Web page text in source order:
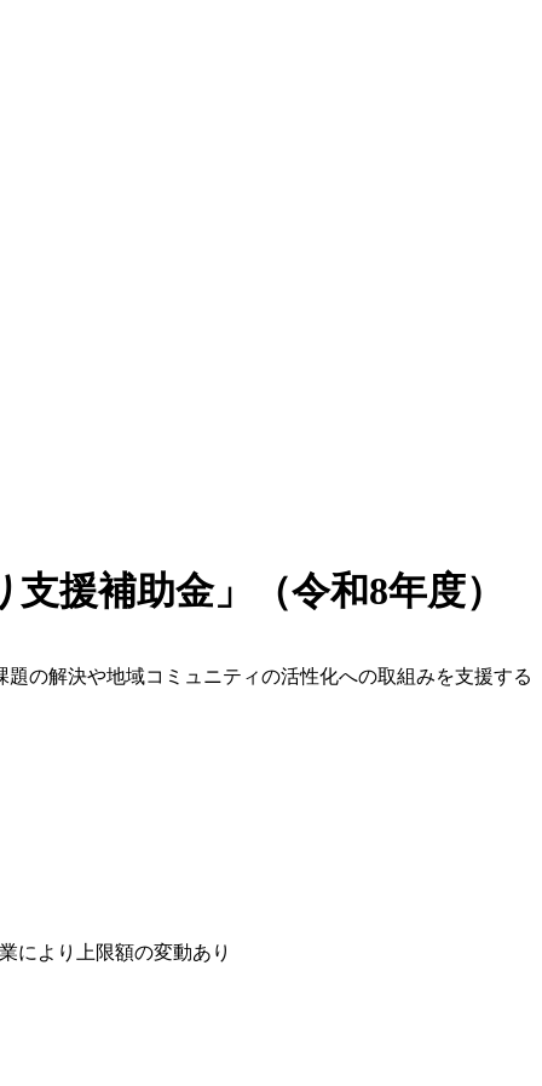
援補助金」（令和8年度）
の解決や地域コミュニティの活性化への取組みを支援する
により上限額の変動あり